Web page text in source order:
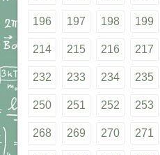
196 197 198 199
214 215 216 217
232 233 234 235
250 251 252 253
268 269 270 271